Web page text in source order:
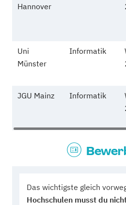
Hannover
Uni
Münster
Informatik
JGU Mainz Informatik
Das wichtigste gleich
Hochschulen musst du